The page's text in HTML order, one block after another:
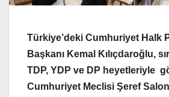
Türkiye’deki Cumhuriyet Halk
Başkanı Kemal Kılıçdaroğlu,
TDP, YDP ve DP heyetleriyle
Cumhuriyet Meclisi Şeref